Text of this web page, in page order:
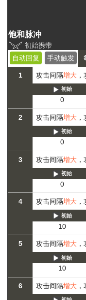
饱和脉冲
初始携带
自动回复
手动触发
1 攻击间隔增大
初始
0
2 攻击间隔增大
初始
0
3 攻击间隔增大
初始
0
4 攻击间隔增大
初始
10
5 攻击间隔增大
初始
10
6 攻击间隔增大